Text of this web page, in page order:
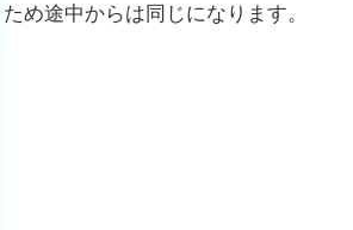
ため途中からは同じになります。